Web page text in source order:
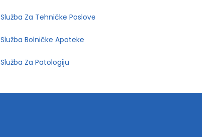
Služba Za Tehničke Poslove
Služba Bolničke Apoteke
Služba Za Patologiju